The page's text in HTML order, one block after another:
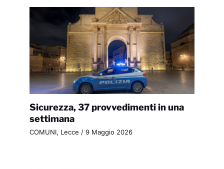
Sicurezza, 37 provvedimenti in una
settimana
COMUNI, Lecce / 9 Maggio 2026